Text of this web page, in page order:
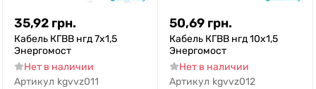
35,92 грн.
Кабель КГВВ нгд 7х1,5
Энергомост
Нет в наличии
Артикул kgvvz011
50,69 грн.
Кабель КГВВ нгд 10х1,5
Энергомост
Нет в наличии
Артикул kgvvz012